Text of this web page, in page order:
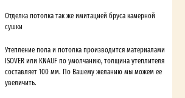
Отделка потолка так же имитацией бруса камерной
сушки
Утепление пола и потолка производится материалами
ISOVER или KNAUF по умолчанию, толщина утеплителя
составляет 100 мм. По Вашему желанию мы можем ее
увеличить.